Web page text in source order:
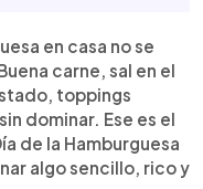
en casa no se
carne, sal en el
toppings
dominar. Ese es el
de la Hamburguesa
algo sencillo, rico y